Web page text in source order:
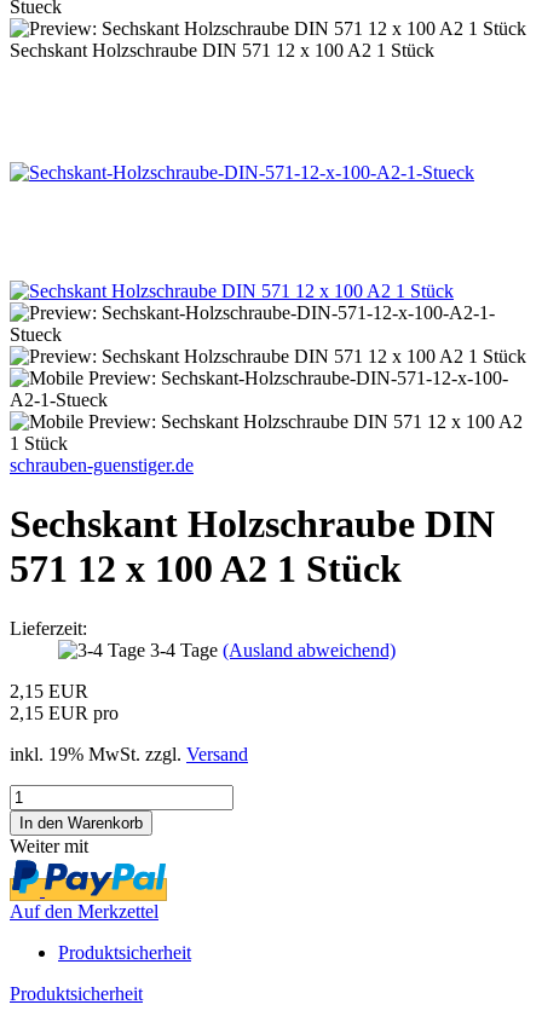
Sechskant Holzschraube DIN 571 12 x 100 A2 1 Stück
schrauben-guenstiger.de
Sechskant Holzschraube DIN
571 12 x 100 A2 1 Stück
Lieferzeit:
3-4 Tage (Ausland abweichend)
2,15 EUR
2,15 EUR pro
inkl. 19% MwSt. zzgl. Versand
Weiter mit
Auf den Merkzettel
Produktsicherheit
Produktsicherheit